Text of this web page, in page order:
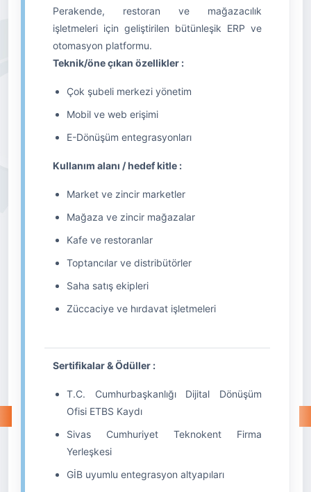
Perakende, restoran ve mağazacılık
işletmeleri için geliştirilen bütünleşik ERP ve
otomasyon platformu.
Teknik/öne çıkan özellikler :
Çok şubeli merkezi yönetim
Mobil ve web erişimi
E-Dönüşüm entegrasyonları
Kullanım alanı / hedef kitle :
Market ve zincir marketler
Mağaza ve zincir mağazalar
Kafe ve restoranlar
Toptancılar ve distribütörler
Saha satış ekipleri
Züccaciye ve hırdavat işletmeleri
Sertifikalar & Ödüller :
T.C. Cumhurbaşkanlığı Dijital Dönüşüm
Ofisi ETBS Kaydı
Sivas Cumhuriyet Teknokent Firma
Yerleşkesi
GİB uyumlu entegrasyon altyapıları